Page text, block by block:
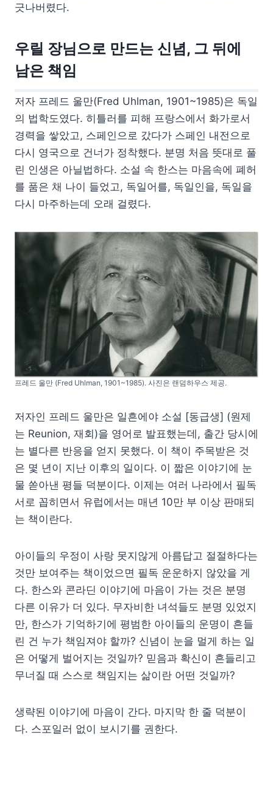
긋나버렸다.
우릴 장님으로 만드는 신념, 그 뒤에
남은 책임
저자 프레드 울만(Fred Uhlman, 1901~1985)은 독일
의 법학도였다. 히틀러를 피해 프랑스에서 화가로서
경력을 쌓았고, 스페인으로 갔다가 스페인 내전으로
다시 영국으로 건너가 정착했다. 분명 처음 뜻대로 풀
린 인생은 아닐법하다. 소설 속 한스는 마음속에 폐허
를 품은 채 나이 들었고, 독일어를, 독일인을, 독일을
다시 마주하는데 오래 걸렸다.
프레드 울만 (Fred Uhlman, 1901~1985). 사진은 랜덤하우스 제공.
저자인 프레드 울만은 일흔에야 소설 [동급생] (원제
는 Reunion, 재회)을 영어로 발표했는데, 출간 당시에
는 별다른 반응을 얻지 못했다. 이 책이 주목받은 것
은 몇 년이 지난 이후의 일이다. 이 짧은 이야기에 눈
물 쏟아낸 평들 덕분이다. 이제는 여러 나라에서 필독
서로 꼽히면서 유럽에서는 매년 10만 부 이상 판매되
는 책이란다.
아이들의 우정이 사랑 못지않게 아름답고 절절하다는
것만 보여주는 책이었으면 필독 운운하지 않았을 게
다. 한스와 콘라딘 이야기에 마음이 가는 것은 분명
다른 이유가 더 있다. 무자비한 녀석들도 분명 있었지
만, 한스가 기억하기에 평범한 아이들의 운명이 흔들
린 건 누가 책임져야 할까? 신념이 눈을 멀게 하는 일
은 어떻게 벌어지는 것일까? 믿음과 확신이 흔들리고
무너질 때 스스로 책임지는 삶이란 어떤 것일까?
생략된 이야기에 마음이 간다. 마지막 한 줄 덕분이
다. 스포일러 없이 보시기를 권한다.